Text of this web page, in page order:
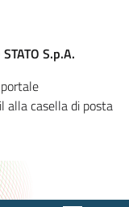
S.p.A.
casella di posta